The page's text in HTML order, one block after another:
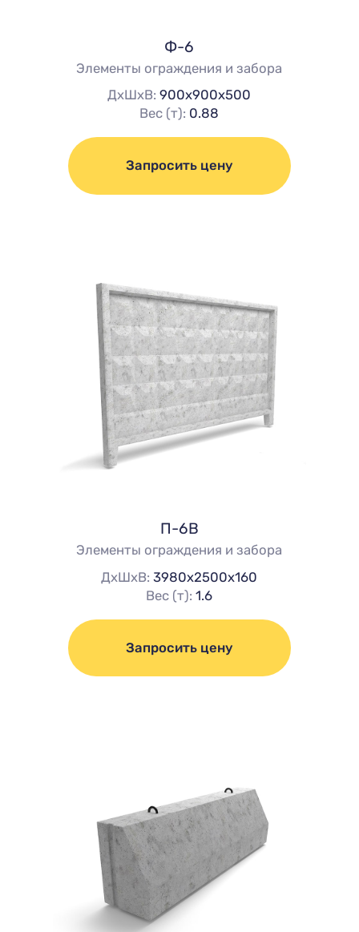
Ф-6
Элементы ограждения и забора
ДхШхВ:900х900х500
Вес (т): 0.88
Запросить цену
П-6В
Элементы ограждения и забора
ДхШхВ:3980х2500х160
Вес (т):1.6
Запросить цену